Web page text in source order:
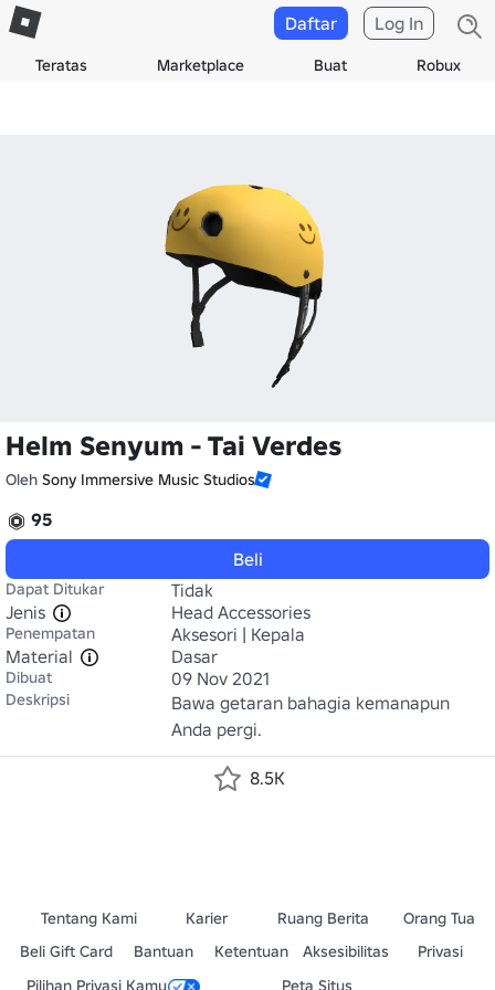
Teratas Marketplace Buat Robux
Daftar Log In
Helm Senyum - Tai Verdes
Oleh Sony Immersive Music Studios
95
Beli
Dapat Ditukar
Tidak
Jenis
Head Accessories
Penempatan
Aksesori | Kepala
Material
Dasar
Dibuat 09 Nov 2021
Deskripsi
Bawa getaran bahagia kemanapun
Anda pergi.
8.5K
Tentang Kami Karier Ruang Berita
Orang Tua
Beli Gift Card
Bantuan Ketentuan Aksesibilitas
Privasi
Pilihan Privasi Kamu
Peta Situs